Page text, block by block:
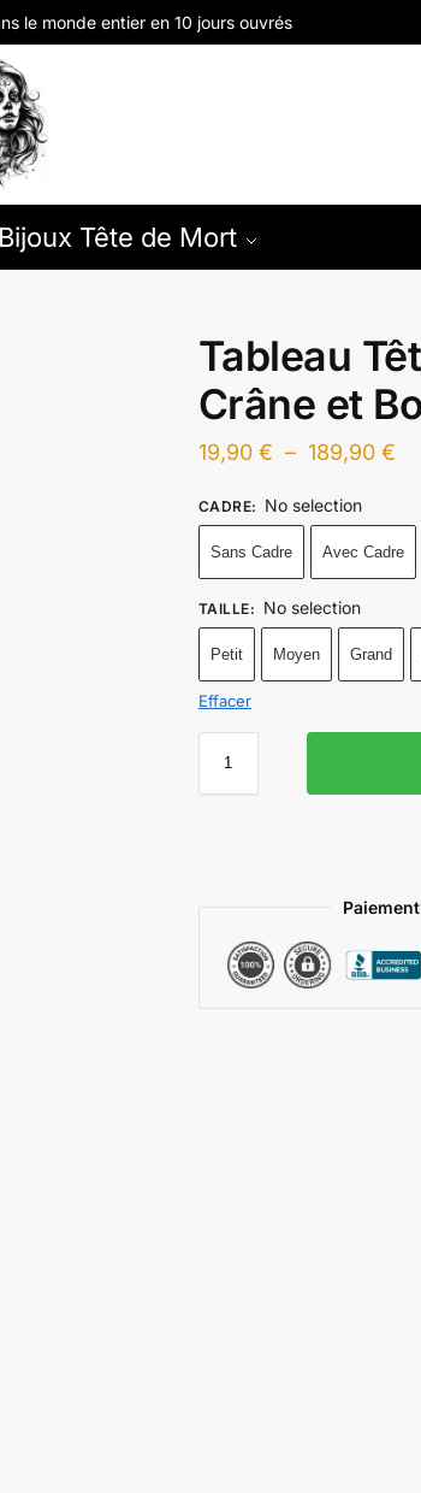
le monde entier en 10 jours ouvrés
Bijoux Tête de Mort
Tableau
Crâne et
19,90 € – 189,90 €
CADRE: No selection
Sans Cadre Avec Cadre
TAILLE: No selection
Petit Moyen Grand
Effacer